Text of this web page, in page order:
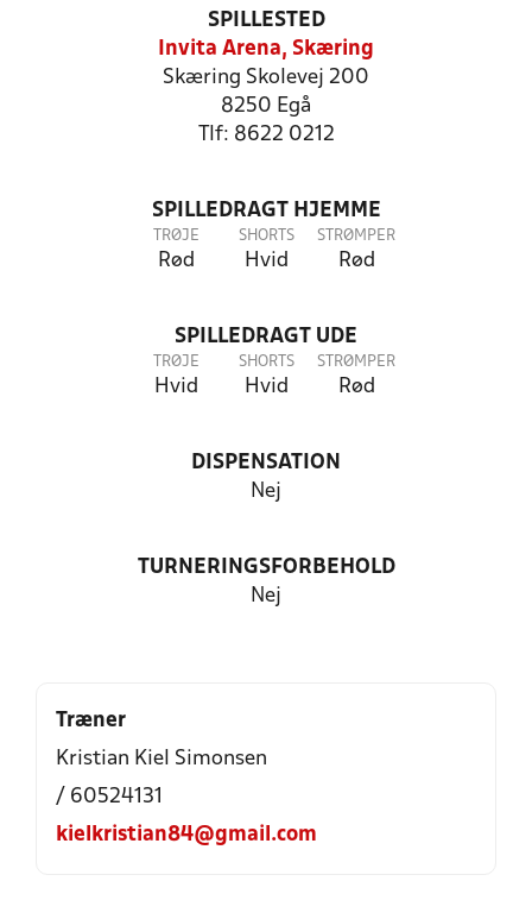
SPILLESTED
Invita Arena, Skæring
Skæring Skolevej 200
8250 Egå
Tlf: 8622 0212
SPILLEDRAGT HJEMME
TRØJE
Rød
SHORTS
Hvid
STRØMPER
Rød
SPILLEDRAGT UDE
TRØJE
Hvid
SHORTS
Hvid
STRØMPER
Rød
DISPENSATION
Nej
TURNERINGSFORBEHOLD
Nej
Træner
Kristian Kiel Simonsen
/ 60524131
kielkristian84@gmail.com